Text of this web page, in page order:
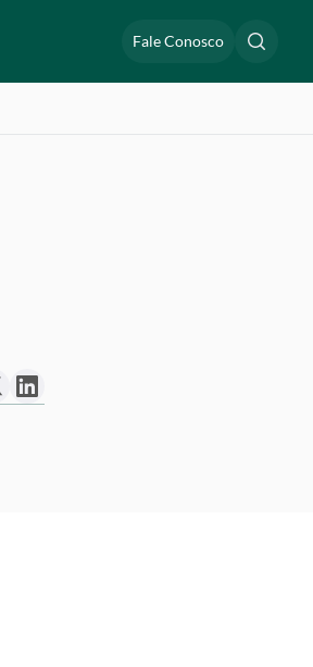
Fale Conosco